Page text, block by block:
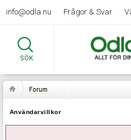
info@odla.nu Frågor & Svar
SÖK
Användarvillkor